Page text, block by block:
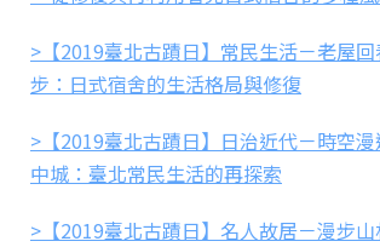
>【2019臺北古蹟日】常民生活－老屋
步：日式宿舍的生活格局與修復
>【2019臺北古蹟日】日治近代－時空
中城：臺北常民生活的再探索
>【2019臺北古蹟日】名人故居－漫步